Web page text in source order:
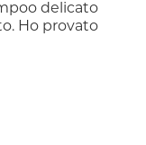
delicato
Ho provato